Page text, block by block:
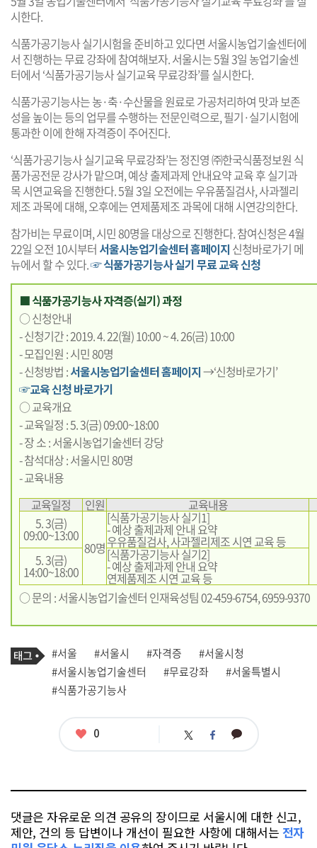
시한다.
식품가공기능사 실기시험을 준비하고 있다면 서울시농업기술센터에
서 진행하는 무료 강좌에 참여해보자. 서울시는 5월 3일 농업기술센
터에서 ‘식품가공기능사 실기교육 무료강좌’를 실시한다.
식품가공기능사는 농·축·수산물을 원료로 가공처리하여 맛과 보존
성을 높이는 등의 업무를 수행하는 전문인력으로, 필기·실기시험에
통과한 이에 한해 자격증이 주어진다.
‘식품가공기능사 실기교육 무료강좌’는 정진영 ㈜한국식품정보원 식
품가공전문 강사가 맡으며, 예상 출제과제 안내요약 교육 후 실기과
목 시연교육을 진행한다. 5월 3일 오전에는 우유품질검사, 사과젤리
제조 과목에 대해, 오후에는 연제품제조 과목에 대해 시연강의한다.
참가비는 무료이며, 시민 80명을 대상으로 진행한다. 참여신청은 4월
22일 오전 10시부터 서울시농업기술센터 홈페이지 신청바로가기 메
뉴에서 할 수 있다.☞ 식품가공기능사 실기 무료 교육 신청
■ 식품가공기능사 자격증(실기) 과정
○ 신청안내
- 신청기간 : 2019. 4. 22(월) 10:00 ~ 4. 26(금) 10:00
- 모집인원 : 시민 80명
- 신청방법 :서울시농업기술센터 홈페이지→‘신청바로가기’
☞교육 신청 바로가기
○ 교육개요
- 교육일정 : 5. 3(금) 09:00~18:00
- 장 소 : 서울시농업기술센터 강당
- 참석대상 : 서울시민 80명
- 교육내용
교육일정
인원
교육내용
5. 3(금)
09:00~13:00
80명
[식품가공기능사 실기1]
- 예상 출제과제 안내 요약
우유품질검사, 사과젤리제조 시연 교육 등
5. 3(금)
14:00~18:00
[식품가공기능사 실기2]
- 예상 출제과제 안내 요약
연제품제조 시연 교육 등
○ 문의 : 서울시농업기술센터 인재육성팀 02-459-6754, 6959-9370
기
사
관
련
태
태
그
#서울 #서울시 #자격증
#서울시청
#서울시농업기술센터
#무료강좌
#서울특별시
#식품가공기능사
좋
0 트 페 카
댓글은 자유로운 의견 공유의 장이므로 서울시에 대한 신고,
제안, 건의 등 답변이나 개선이 필요한 사항에 대해서는 전자